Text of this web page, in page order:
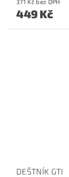
371 Kč bez DPH
449 Kč
DEŠTNÍK GTI